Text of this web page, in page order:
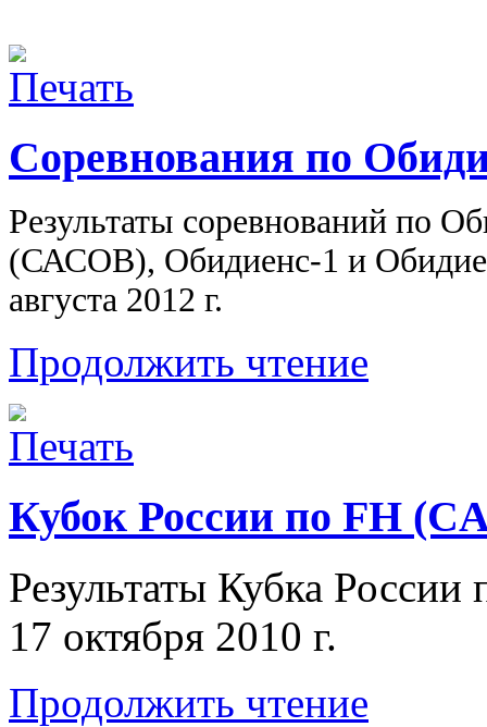
Соревнования по
Результаты соревнований по
(САСОВ), Обидиенс-1 и
августа 2012 г.
Продолжить чтение
Кубок России по FH
Результаты Кубка России
17 октября 2010 г.
Продолжить чтение